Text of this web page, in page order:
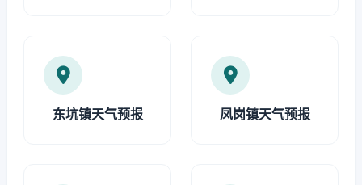
东坑镇天气预报 凤岗镇天气预报